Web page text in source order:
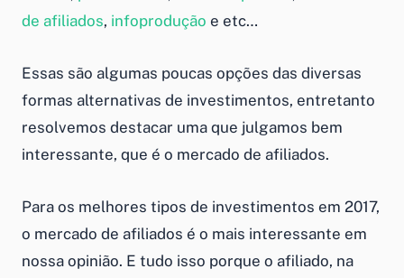
de afiliados, infoprodução e etc…
Essas são algumas poucas opções das diversas
formas alternativas de investimentos, entretanto
resolvemos destacar uma que julgamos bem
interessante, que é o mercado de afiliados.
Para os melhores tipos de investimentos em 2017,
o mercado de afiliados é o mais interessante em
nossa opinião. E tudo isso porque o afiliado, na